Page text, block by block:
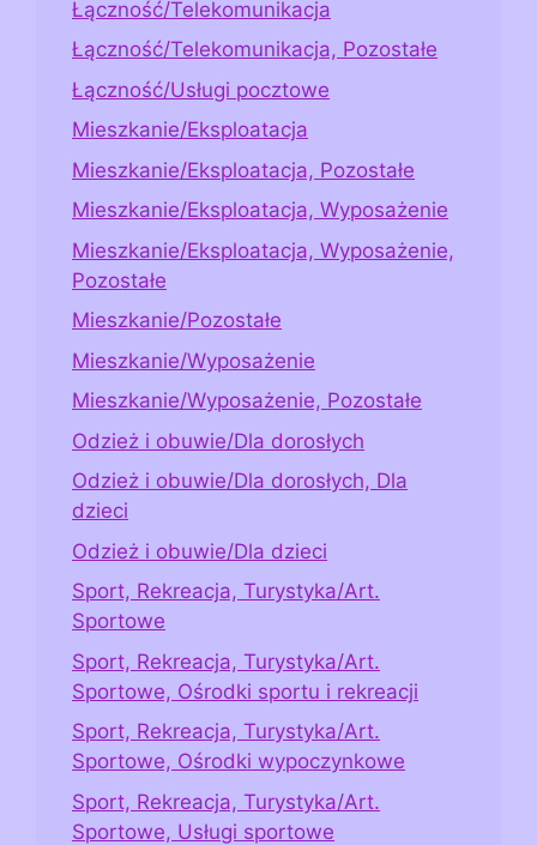
Łączność/Telekomunikacja
Łączność/Telekomunikacja, Pozostałe
Łączność/Usługi pocztowe
Mieszkanie/Eksploatacja
Mieszkanie/Eksploatacja, Pozostałe
Mieszkanie/Eksploatacja, Wyposażenie
Mieszkanie/Eksploatacja, Wyposażenie,
Pozostałe
Mieszkanie/Pozostałe
Mieszkanie/Wyposażenie
Mieszkanie/Wyposażenie, Pozostałe
Odzież i obuwie/Dla dorosłych
Odzież i obuwie/Dla dorosłych, Dla
dzieci
Odzież i obuwie/Dla dzieci
Sport, Rekreacja, Turystyka/Art.
Sportowe
Sport, Rekreacja, Turystyka/Art.
Sportowe, Ośrodki sportu i rekreacji
Sport, Rekreacja, Turystyka/Art.
Sportowe, Ośrodki wypoczynkowe
Sport, Rekreacja, Turystyka/Art.
Sportowe, Usługi sportowe